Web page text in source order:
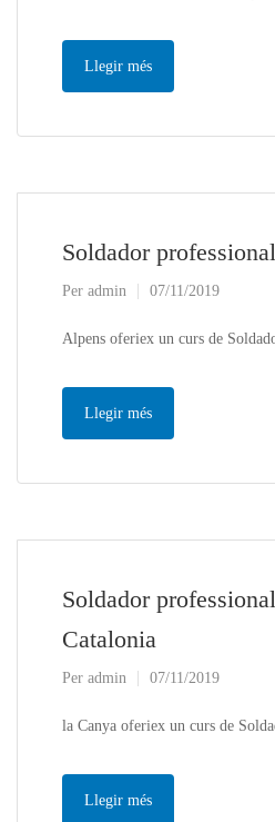
Llegir més
Soldador
Per admin 07/11/2019
Alpens oferiex un curs de
Llegir més
Soldador
Catalonia
Per admin 07/11/2019
la Canya oferiex un curs de
Llegir més